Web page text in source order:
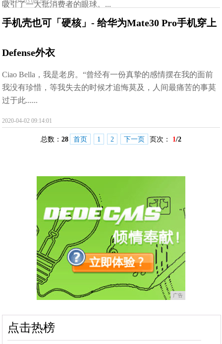
吸引了一大批消费者的眼球。...
手机壳也可「硬核」- 给华为Mate30 Pro手机穿上
Defense外衣
Ciao Bella，我是老房。“曾经有一份真挚的感情摆在我的面前
我没有珍惜，等我失去的时候才追悔莫及，人间最痛苦的事莫
过于此......
2020-04-02 09:14:01
总数： 28 首页 1 2 下一页 页次： 1/2
广告
点击热榜